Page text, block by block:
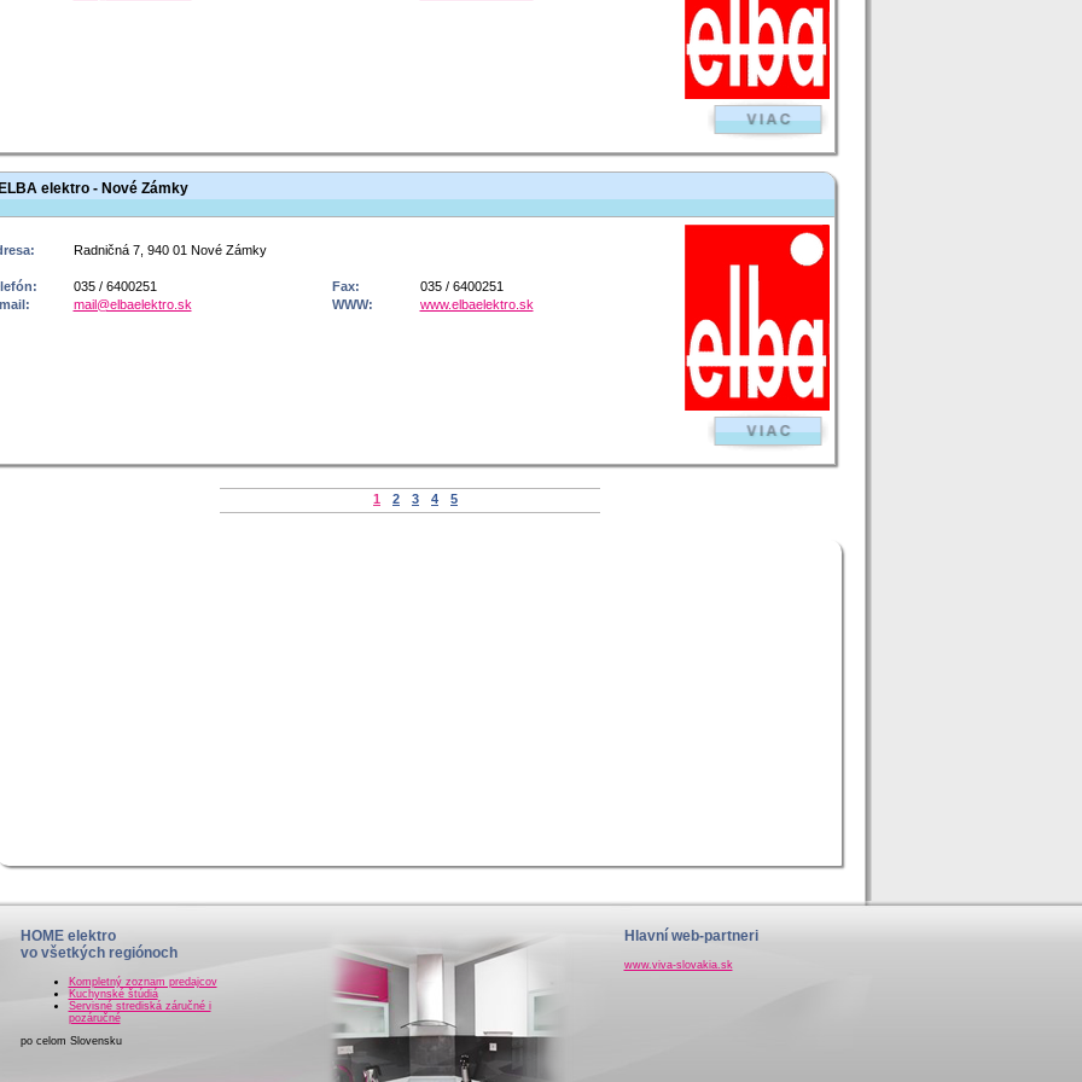
ELBA elektro - Nové Zámky
Radničná 7, 940 01 Nové Zámky
035 / 6400251 Fax:
035 / 6400251
mail@elbaelektro.sk WWW: www.elbaelektro.sk
1 2 3 4 5
HOME elektro
vo všetkých regiónoch
Kompletný zoznam predajcov
Kuchynské štúdiá
Servisné strediská záručné i
pozáručné
po celom Slovensku
Hlavní web-partneri
www.viva-slovakia.sk